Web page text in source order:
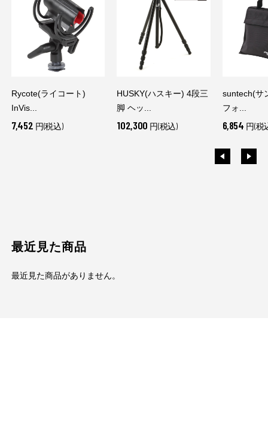
Rycote(ライコート)
InVis...
7,452 円(税込)
HUSKY(ハスキー) 4段三
脚 ヘッ...
102,300 円(税込)
suntech(サ
フォ...
6,854 円(税
最近見た商品
最近見た商品がありません。